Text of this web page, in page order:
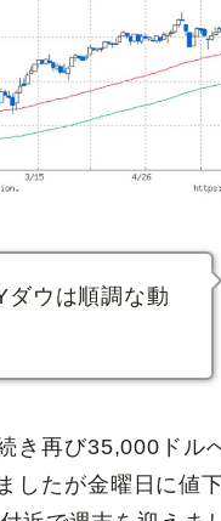
ウは順調な動
き再び35,000ドル
したが金曜日に値